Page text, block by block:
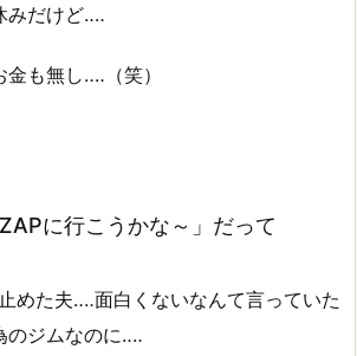
みだけど‥‥
も無し‥‥（笑）
に行こうかな～」だって
めた夫‥‥面白くないなんて言っていた
のジムなのに‥‥